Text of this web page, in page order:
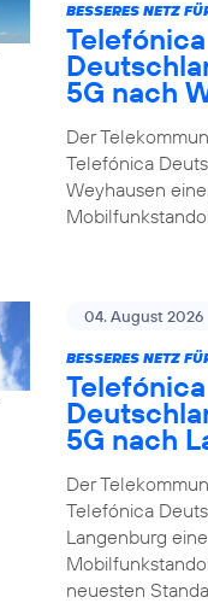
BESSERES NETZ
Telefónica
5G nach
Der
Telefónica
Weyhausen
04. August 2026
BESSERES NETZ
Telefónica
5G nach
Der
Telefónica
Langenburg
neuesten